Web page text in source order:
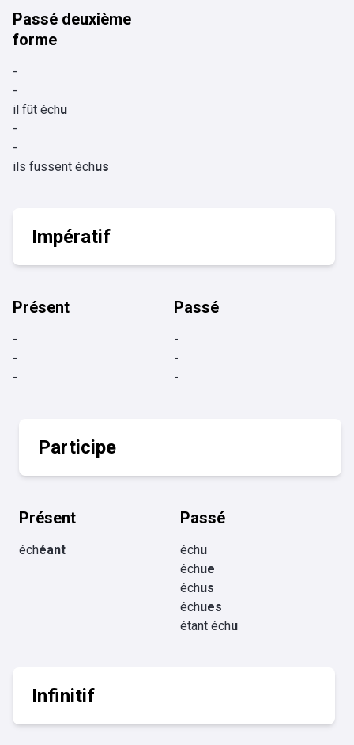
Passé deuxième
forme
-
-
il fût échu
-
-
ils fussent échus
Impératif
Présent
-
-
-
Passé
-
-
-
Participe
Présent
échéant
Passé
échu
échue
échus
échues
étant échu
Infinitif